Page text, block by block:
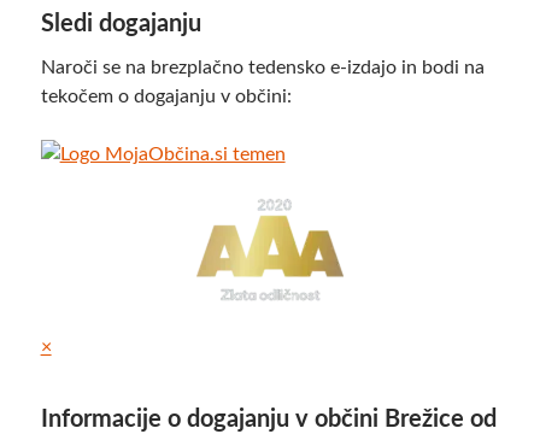
Sledi dogajanju
Naroči se na brezplačno tedensko e-izdajo in bodi na
tekočem o dogajanju v občini:
×
Informacije o dogajanju v občini Brežice od